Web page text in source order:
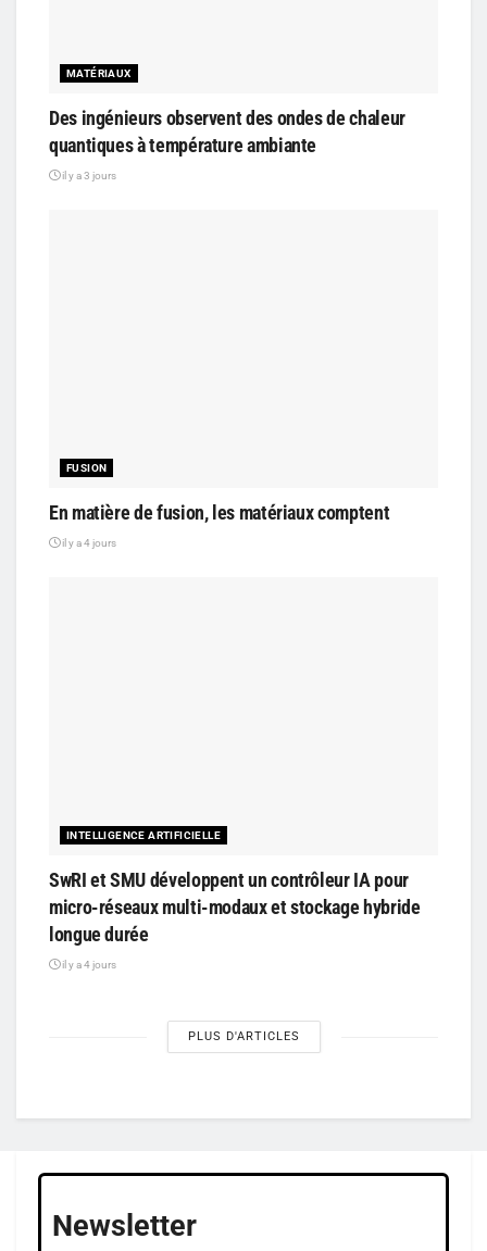
MATÉRIAUX
Des ingénieurs observent des ondes de chaleur
quantiques à température ambiante
il y a 3 jours
FUSION
En matière de fusion, les matériaux comptent
il y a 4 jours
INTELLIGENCE ARTIFICIELLE
SwRI et SMU développent un contrôleur IA pour
micro-réseaux multi-modaux et stockage hybride
longue durée
il y a 4 jours
PLUS D'ARTICLES
Newsletter